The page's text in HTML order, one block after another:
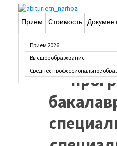
Прием
Прием 2026
Высшее образование
Среднее профессиональное
Стоимость
Фотопрогулка